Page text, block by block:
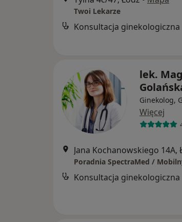
Twoi Lekarze
Konsultacja ginekologiczna
lek.
Ginekolog,
Więcej
Jana Kochanowskiego 14A,
Poradnia SpectraMed /
Konsultacja ginekologiczna